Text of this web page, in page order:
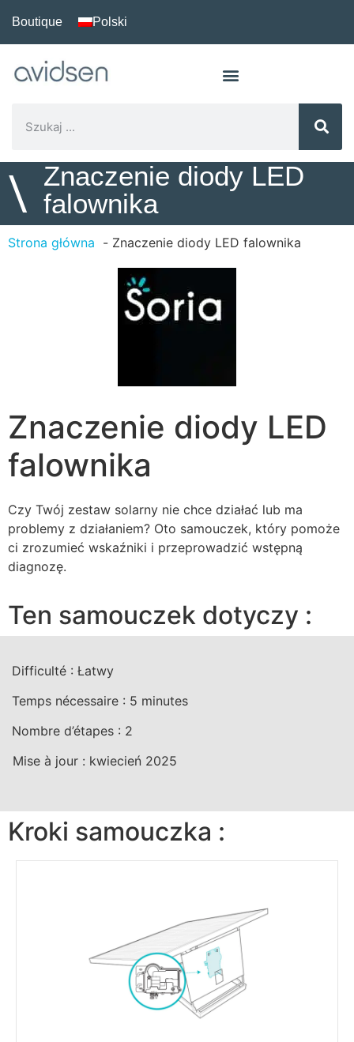
Boutique Polski
\ Znaczenie diody LED
falownika
Strona główna Znaczenie diody LED falownika
Znaczenie diody LED
falownika
Czy Twój zestaw solarny nie chce działać lub ma
problemy z działaniem? Oto samouczek, który pomoże
ci zrozumieć wskaźniki i przeprowadzić wstępną
diagnozę.
Ten samouczek dotyczy :
Difficulté : Łatwy
Temps nécessaire : 5 minutes
Nombre d’étapes : 2
Mise à jour : kwiecień 2025
Kroki samouczka :